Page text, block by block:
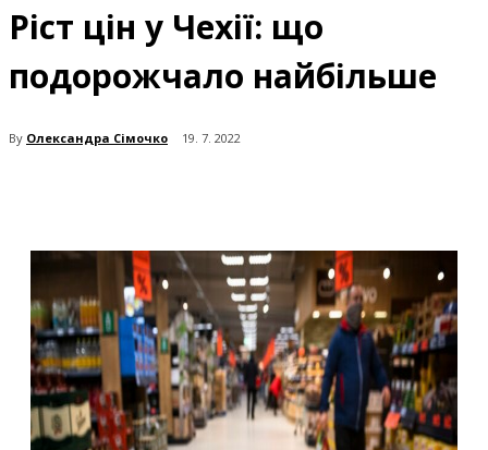
Ріст цін у Чехії: що
подорожчало найбільше
By Олександра Сімочко 19. 7. 2022